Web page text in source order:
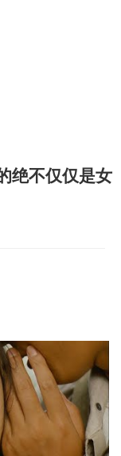
绝不仅仅是女